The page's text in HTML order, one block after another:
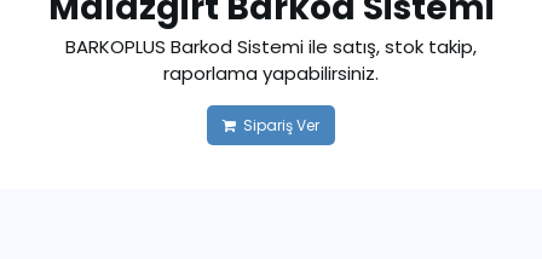
BARKOPLUS Barkod Sistemi ile satış, stok takip,
raporlama yapabilirsiniz.
Sipariş Ver